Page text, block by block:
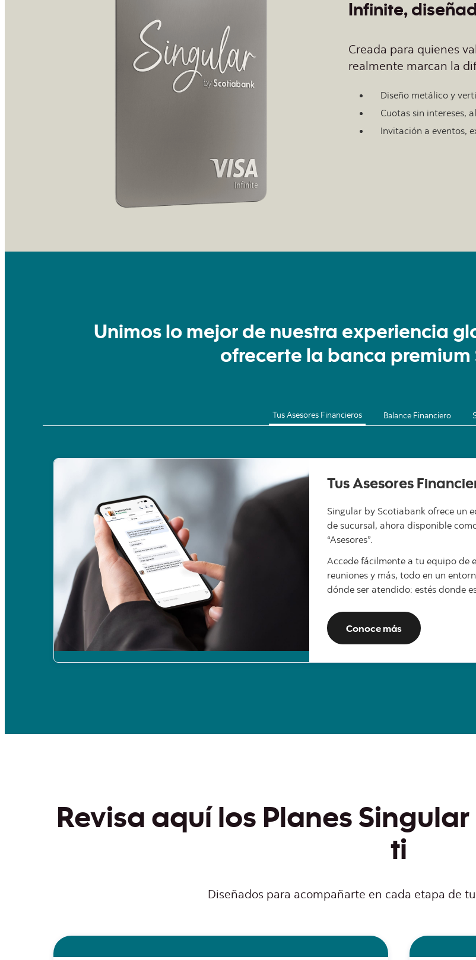
Infinite,
Creada para quienes
realmente marcan la
Diseño metálico y
Cuotas sin intereses,
Invitación a eventos,
Unimos lo mejor de nuestra experiencia
ofrecerte la banca
Tus Asesores Financieros Balance Financiero
Tus Asesores
Singular by Scotiabank ofrece un
de sucursal, ahora disponible
“Asesores”.​
Accede fácilmente a tu equipo de
reuniones y más, todo en un
dónde ser atendido: estés donde
Conoce más
Revisa aquí los Planes
ti
Diseñados para acompañarte en cada etapa de